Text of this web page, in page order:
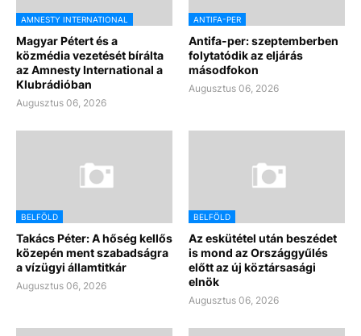
AMNESTY INTERNATIONAL
Magyar Pétert és a
közmédia vezetését bírálta
az Amnesty International a
Klubrádióban
Augusztus 06, 2026
ANTIFA-PER
Antifa-per: szeptemberben
folytatódik az eljárás
másodfokon
Augusztus 06, 2026
BELFÖLD
Takács Péter: A hőség kellős
közepén ment szabadságra
a vízügyi államtitkár
Augusztus 06, 2026
BELFÖLD
Az eskütétel után beszédet
is mond az Országgyűlés
előtt az új köztársasági
elnök
Augusztus 06, 2026